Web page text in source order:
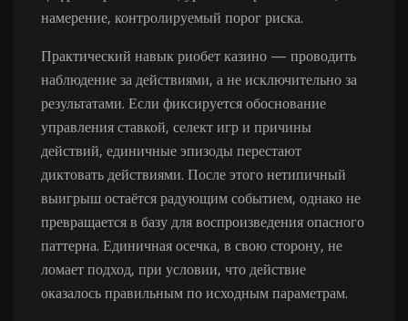
намерение, контролируемый порог риска.
Практический навык риобет казино — проводить
наблюдение за действиями, а не исключительно за
результатами. Если фиксируется обоснование
управления ставкой, селект игр и причины
действий, единичные эпизоды перестают
диктовать действиями. После этого нетипичный
выигрыш остаётся радующим событием, однако не
превращается в базу для воспроизведения опасного
паттерна. Единичная осечка, в свою сторону, не
ломает подход, при условии, что действие
оказалось правильным по исходным параметрам.